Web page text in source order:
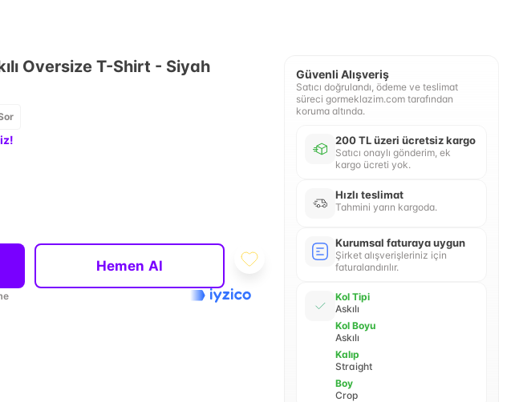
Oversize T-Shirt - Siyah
Hemen Al
Güvenli Alışveriş
Satıcı doğrulandı, ödeme ve teslimat
süreci gormeklazim.com tarafından
koruma altında.
200 TL üzeri ücretsiz kargo
Satıcı onaylı gönderim, ek
kargo ücreti yok.
Hızlı teslimat
Tahmini yarın kargoda.
Kurumsal faturaya uygun
Şirket alışverişleriniz için
faturalandırılır.
Kol Tipi
Askılı
Kol Boyu
Askılı
Kalıp
Straight
Boy
Crop